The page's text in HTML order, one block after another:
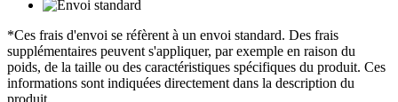
*Ces frais d'envoi se réfèrent à un envoi standard. Des frais
supplémentaires peuvent s'appliquer, par exemple en raison du
poids, de la taille ou des caractéristiques spécifiques du produit. Ces
informations sont indiquées directement dans la description du
produit.